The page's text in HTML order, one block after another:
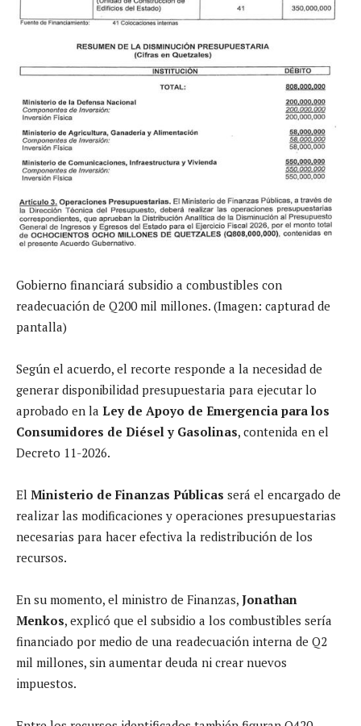
Gobierno financiará subsidio a combustibles con
readecuación de Q200 mil millones. (Imagen: capturad de
pantalla)
Según el acuerdo, el recorte responde a la necesidad de
generar disponibilidad presupuestaria para ejecutar lo
aprobado en la Ley de Apoyo de Emergencia para los
Consumidores de Diésel y Gasolinas, contenida en el
Decreto 11-2026.
El Ministerio de Finanzas Públicas será el encargado de
realizar las modificaciones y operaciones presupuestarias
necesarias para hacer efectiva la redistribución de los
recursos.
En su momento, el ministro de Finanzas, Jonathan
Menkos, explicó que el subsidio a los combustibles sería
financiado por medio de una readecuación interna de Q2
mil millones, sin aumentar deuda ni crear nuevos
impuestos.